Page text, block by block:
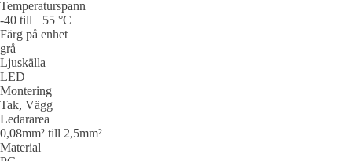
Temperaturspann
-40 till +55 °C
Färg på enhet
grå
Ljuskälla
LED
Montering
Tak, Vägg
Ledararea
0,08mm² till 2,5mm²
Material